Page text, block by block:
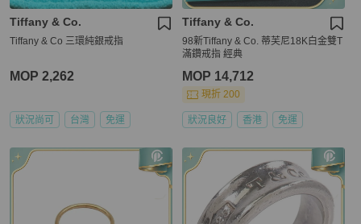
Tiffany & Co.
Tiffany & Co 三環純銀戒指
MOP 2,262
狀況尚可 台灣 免運
Tiffany & Co.
98新Tiffany & Co. 蒂芙尼18K白金雙T
滿鑽戒指 經典
MOP 14,712
現折 200
狀況良好 香港 免運